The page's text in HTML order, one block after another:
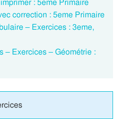
: 5eme Primaire
correction : 5eme Primaire
– Exercices : 3eme,
– Exercices – Géométrie :